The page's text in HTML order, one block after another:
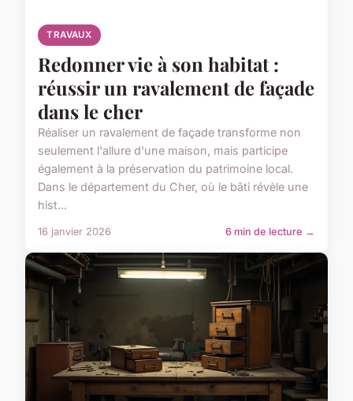
TRAVAUX
Redonner vie à son habitat :
réussir un ravalement de façade
dans le cher
Réaliser un ravalement de façade transforme non
seulement l'allure d'une maison, mais participe
également à la préservation du patrimoine local.
Dans le département du Cher, où le bâti révèle une
hist...
16 janvier 2026 6 min de lecture →